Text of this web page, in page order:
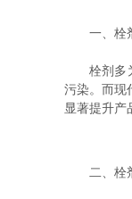
一、栓剂
栓剂多为
污染。而现
显著提升产
二、栓剂